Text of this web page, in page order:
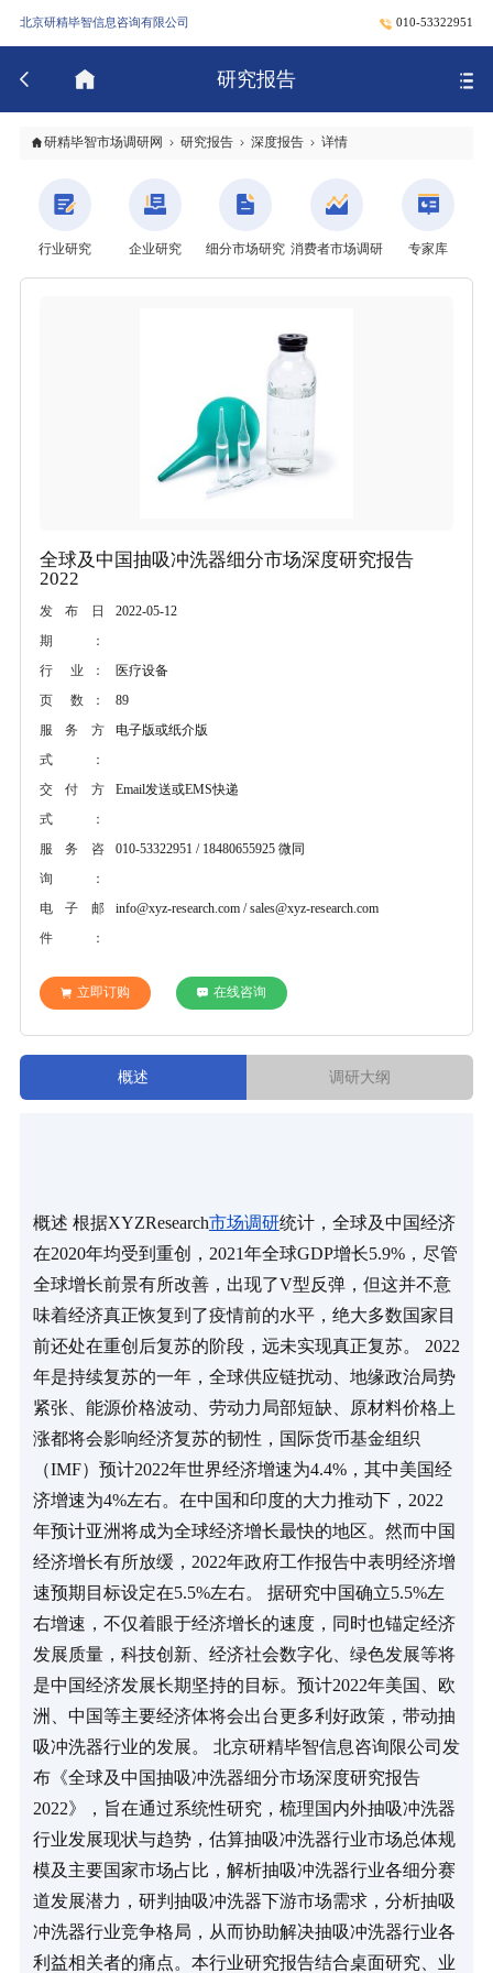
北京研精毕智信息咨询有限公司 010-53322951
研究报告
研精毕智市场调研网 研究报告 深度报告 详情
行业研究 企业研究 细分市场研究 消费者市场调研 专家库
全球及中国抽吸冲洗器细分市场深度研究报告
2022
发布日
期：
2022-05-12
行 业：
医疗设备
页 数：
89
服务方
式：
电子版或纸介版
交付方
式：
Email发送或EMS快递
服务咨
询：
010-53322951 / 18480655925 微同
电子邮
件：
info@xyz-research.com / sales@xyz-research.com
立即订购 在线咨询
概述 调研大纲
概述 根据XYZResearch市场调研统计，全球及中国经济
在2020年均受到重创，2021年全球GDP增长5.9%，尽管
全球增长前景有所改善，出现了V型反弹，但这并不意
味着经济真正恢复到了疫情前的水平，绝大多数国家目
前还处在重创后复苏的阶段，远未实现真正复苏。 2022
年是持续复苏的一年，全球供应链扰动、地缘政治局势
紧张、能源价格波动、劳动力局部短缺、原材料价格上
涨都将会影响经济复苏的韧性，国际货币基金组织
（IMF）预计2022年世界经济增速为4.4%，其中美国经
济增速为4%左右。在中国和印度的大力推动下，2022
年预计亚洲将成为全球经济增长最快的地区。然而中国
经济增长有所放缓，2022年政府工作报告中表明经济增
速预期目标设定在5.5%左右。 据研究中国确立5.5%左
右增速，不仅着眼于经济增长的速度，同时也锚定经济
发展质量，科技创新、经济社会数字化、绿色发展等将
是中国经济发展长期坚持的目标。预计2022年美国、欧
洲、中国等主要经济体将会出台更多利好政策，带动抽
吸冲洗器行业的发展。 北京研精毕智信息咨询限公司发
布《全球及中国抽吸冲洗器细分市场深度研究报告
2022》，旨在通过系统性研究，梳理国内外抽吸冲洗器
行业发展现状与趋势，估算抽吸冲洗器行业市场总体规
模及主要国家市场占比，解析抽吸冲洗器行业各细分赛
道发展潜力，研判抽吸冲洗器下游市场需求，分析抽吸
冲洗器行业竞争格局，从而协助解决抽吸冲洗器行业各
利益相关者的痛点。本行业研究报告结合桌面研究、业